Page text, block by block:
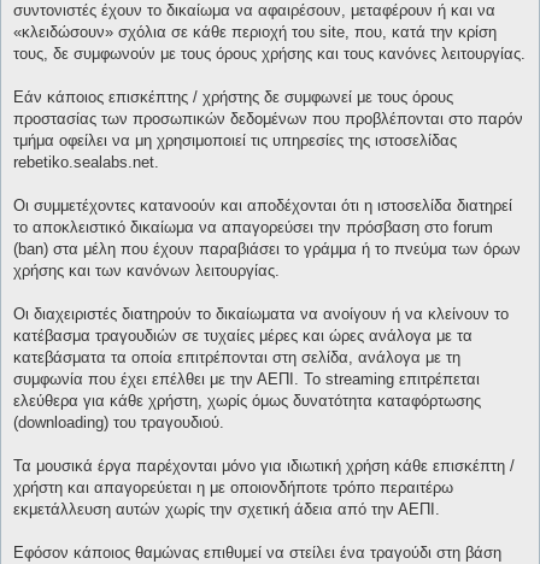
συντονιστές έχουν το δικαίωμα να αφαιρέσουν, μεταφέρουν ή και να
«κλειδώσουν» σχόλια σε κάθε περιοχή του site, που, κατά την κρίση
τους, δε συμφωνούν με τους όρους χρήσης και τους κανόνες λειτουργίας.
Εάν κάποιος επισκέπτης / χρήστης δε συμφωνεί με τους όρους
προστασίας των προσωπικών δεδομένων που προβλέπονται στο παρόν
τμήμα οφείλει να μη χρησιμοποιεί τις υπηρεσίες της ιστοσελίδας
rebetiko.sealabs.net.
Οι συμμετέχοντες κατανοούν και αποδέχονται ότι η ιστοσελίδα διατηρεί
το αποκλειστικό δικαίωμα να απαγορεύσει την πρόσβαση στο forum
(ban) στα μέλη που έχουν παραβιάσει το γράμμα ή το πνεύμα των όρων
χρήσης και των κανόνων λειτουργίας.
Οι διαχειριστές διατηρούν το δικαίωματα να ανοίγουν ή να κλείνουν το
κατέβασμα τραγουδιών σε τυχαίες μέρες και ώρες ανάλογα με τα
κατεβάσματα τα οποία επιτρέπονται στη σελίδα, ανάλογα με τη
συμφωνία που έχει επέλθει με την ΑΕΠΙ. Το streaming επιτρέπεται
ελεύθερα για κάθε χρήστη, χωρίς όμως δυνατότητα καταφόρτωσης
(downloading) του τραγουδιού.
Τα μουσικά έργα παρέχονται μόνο για ιδιωτική χρήση κάθε επισκέπτη /
χρήστη και απαγορεύεται η με οποιονδήποτε τρόπο περαιτέρω
εκμετάλλευση αυτών χωρίς την σχετική άδεια από την ΑΕΠΙ.
Εφόσον κάποιος θαμώνας επιθυμεί να στείλει ένα τραγούδι στη βάση